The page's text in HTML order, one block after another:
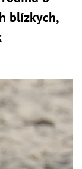
blízkych,